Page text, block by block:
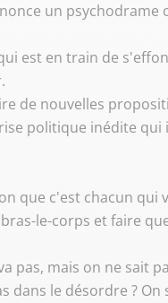
un psychodrame
est en train de
de nouvelles
politique inédite
que c'est chacun qui
le-corps et faire
pas, mais on ne sait
le désordre ?